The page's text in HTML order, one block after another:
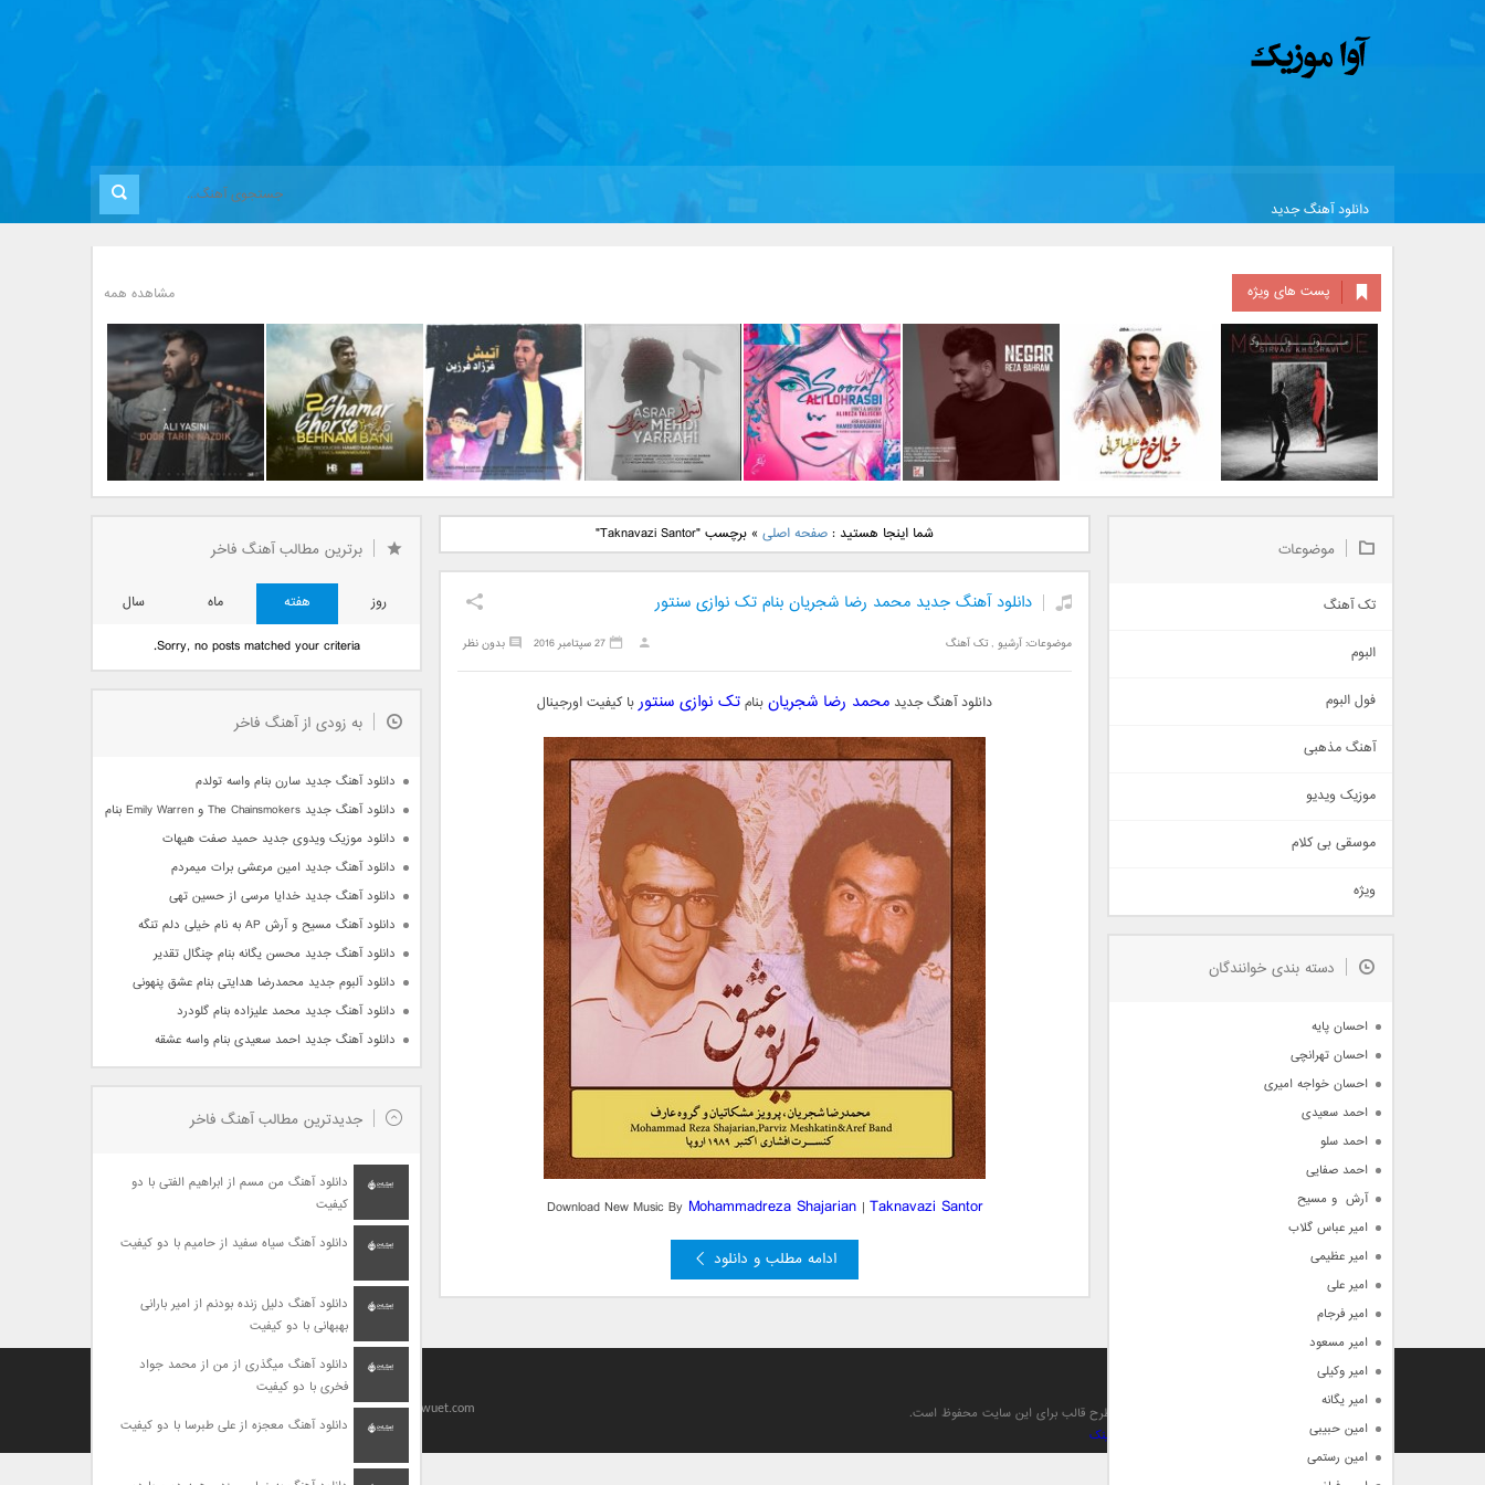
دانلود آهنگ جدید
پست های ویژه مشاهده همه
خسروی بنام مونولوگ
دانلود آهنگ جدید علیرضا
دانلود آهنگ جدید رضا
دانلود آهنگ جدید علی
لهراسبی بنام صورت
دانلود آهنگ جدید مهدی
یراحی بنام اسرار
دانلود آهنگ جدید فرزاد
بانی بنام قرص قمر 2
یاسینی بنام دورترین نزدیک
شما اینجا هستید :صفحه اصلی »برچسب "Taknavazi Santor"
دانلود آهنگ جدید محمد رضا شجریان بنام تک نوازی سنتور
موضوعات:آرشیو ,تک آهنگ بدون نظر 27 سپتامبر 2016
دانلود آهنگ جدید محمد رضا شجریانبنامتک نوازی سنتوربا کیفیت اورجینال
Download New Music ByMohammadreza Shajarian | Taknavazi Santor
ادامه مطلب و دانلود
برترین مطالب آهنگ فاخر
روز هفته ماه
سال
Sorry, no posts matched your criteria.
به زودی از آهنگ فاخر
دانلود آهنگ جدید سارن بنام واسه تولدم
دانلود آهنگ جدید The Chainsmokers و Emily Warren بنام Side Effects
دانلود موزیک ویدوی جدید حمید صفت هیهات
دانلود آهنگ جدید امین مرعشی برات میمردم
دانلود آهنگ جدید خدایا مرسی از حسین تهی
دانلود آهنگ مسیح و آرش AP به نام خیلی دلم تنگه
دانلود آهنگ جدید محسن یگانه بنام چنگال تقدیر
دانلود آلبوم جدید محمدرضا هدایتی بنام عشق پنهونی
دانلود آهنگ جدید محمد علیزاده بنام گلودرد
دانلود آهنگ جدید احمد سعیدی بنام واسه عشقه
جدیدترین مطالب آهنگ فاخر
دانلود آهنگ من مسم از ابراهیم الفتی با دو
کیفیت
دانلود آهنگ سیاه سفید از حامیم با دو کیفیت
دانلود آهنگ دلیل زنده بودنم از امیر بارانی
بهبهانی با دو کیفیت
دانلود آهنگ میگذری از من از محمد جواد
فخری با دو کیفیت
دانلود آهنگ معجزه از علی طبرسا با دو کیفیت
موضوعات
تک آهنگ
اجتماعی
حماسی
سنتی
اهنگ بندرعباسی
دمو
مذهبی
جدیدترین ها
البوم
فول البوم
آهنگ مذهبی
موزیک ویدیو
موسقی بی کلام
ویژه
دسته بندی خوانندگان
احسان پایه
احسان تهرانچی
احسان خواجه امیری
احمد سعیدی
احمد سلو
احمد صفایی
آرش  و مسیح
امیر عباس گلاب
امیر عظیمی
امیر علی
امیر فرجام
امیر مسعود
امیر وکیلی
امیر یگانه
امین حبیبی
امین رستمی
تمام حقوق مادی , معنوی , مطالب و طرح قالب برای این سایت محفوظ است.
بک لینک
baharseo
Copyright 2010-2021 | Allright Reserved by viagrawuet.com